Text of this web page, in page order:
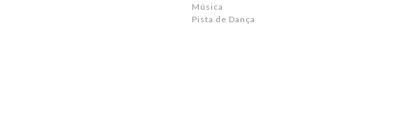
Música
Pista de Dança